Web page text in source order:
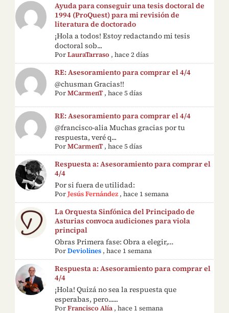
Ayuda para conseguir una tesis doctoral de
1994 (ProQuest) para mi revisión de
literatura de doctorado
¡Hola a todos! Estoy redactando mi tesis
doctoral sob...
PorLauraTarraso ,hace 2 días
RE: Asesoramiento para comprar el 4/4
@chusman Gracias!!
PorMCarmenT,hace 5 días
RE: Asesoramiento para comprar el 4/4
@francisco-alia Muchas gracias por tu
respuesta, veré q...
PorMCarmenT,hace 5 días
Respuesta a: Asesoramiento para comprar el
4/4
Por si fuera de utilidad:
PorJesús Fernández ,hace 1 semana
La Orquesta Sinfónica del Principado de
Asturias convoca audiciones para viola
principal
Obras Primera fase: Obra a elegir,…
PorDeviolines ,hace 1 semana
Respuesta a: Asesoramiento para comprar el
4/4
¡Hola! Quizá no sea la respuesta que
esperabas, pero......
PorFrancisco Alía ,hace 1 semana